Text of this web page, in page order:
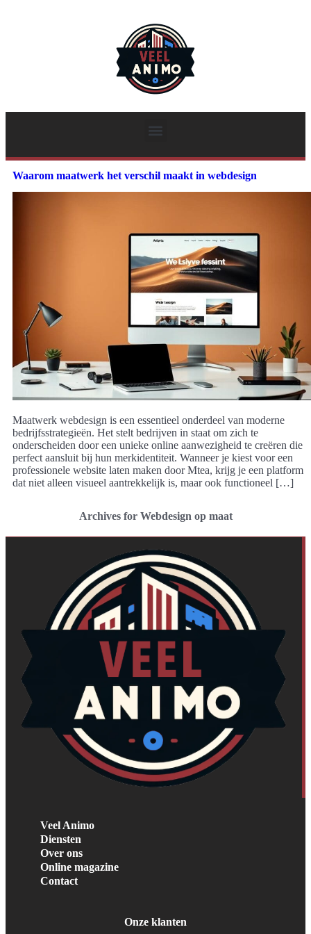
Waarom maatwerk het verschil maakt in webdesign
Maatwerk webdesign is een essentieel onderdeel van moderne
bedrijfsstrategieën. Het stelt bedrijven in staat om zich te
onderscheiden door een unieke online aanwezigheid te creëren die
perfect aansluit bij hun merkidentiteit. Wanneer je kiest voor een
professionele website laten maken door Mtea, krijg je een platform
dat niet alleen visueel aantrekkelijk is, maar ook functioneel […]
Archives for Webdesign op maat
Veel Animo
Diensten
Over ons
Online magazine
Contact
Onze klanten